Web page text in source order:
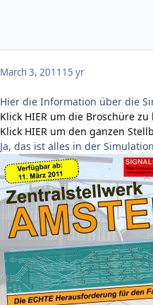
March 3, 2011 15 yr
Hier die Information über die
Klick HIER um die Broschüre zu
Klick HIER um den ganzen
Ja, das ist alles in der